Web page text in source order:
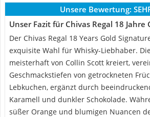
Unsere Bewertung:
Unser Fazit für Chivas Regal 18 Jahre
Der Chivas Regal 18 Years Gold
exquisite Wahl für Whisky-Liebhaber.
meisterhaft von Collin Scott kreiert,
Geschmackstiefen von getrockneten
Lebkuchen, ergänzt durch
Karamell und dunkler Schokolade.
süßer Orange und blumigen Nuancen